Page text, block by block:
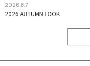
2026.8.7
2026 AUTUMN LOOK